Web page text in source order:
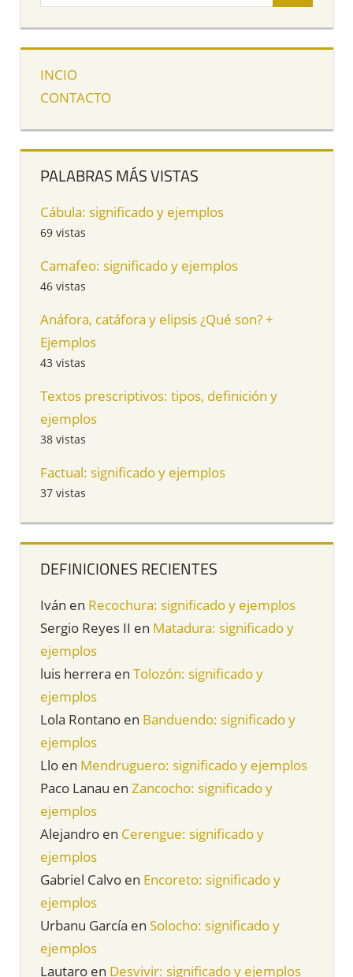
INCIO
CONTACTO
PALABRAS MÁS VISTAS
Cábula: significado y ejemplos
69 vistas
Camafeo: significado y ejemplos
46 vistas
Anáfora, catáfora y elipsis ¿Qué son? +
Ejemplos
43 vistas
Textos prescriptivos: tipos, definición y
ejemplos
38 vistas
Factual: significado y ejemplos
37 vistas
DEFINICIONES RECIENTES
Iván en Recochura: significado y ejemplos
Sergio Reyes II en Matadura: significado y
ejemplos
luis herrera en Tolozón: significado y
ejemplos
Lola Rontano en Banduendo: significado y
ejemplos
Llo en Mendruguero: significado y ejemplos
Paco Lanau en Zancocho: significado y
ejemplos
Alejandro en Cerengue: significado y
ejemplos
Gabriel Calvo en Encoreto: significado y
ejemplos
Urbanu García en Solocho: significado y
ejemplos
Lautaro en Desvivir: significado y ejemplos